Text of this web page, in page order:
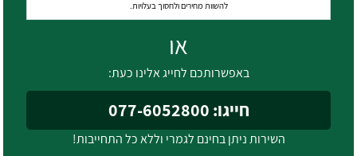
להשוות מחירים ולחסוך בעלויות.
או
באפשרותכם לחייג אלינו כעת:
חייגו: 077-6052800
השירות ניתן בחינם לגמרי וללא כל התחייבות!